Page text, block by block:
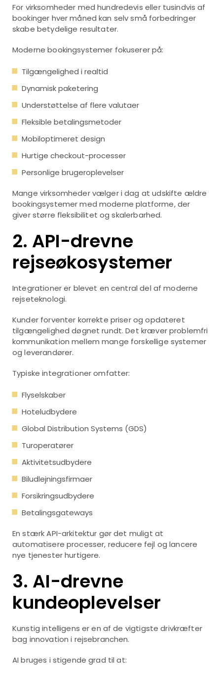
For virksomheder med hundredevis eller tusindvis af
bookinger hver måned kan selv små forbedringer
skabe betydelige resultater.
Moderne bookingsystemer fokuserer på:
Tilgængelighed i realtid
Dynamisk paketering
Understøttelse af flere valutaer
Fleksible betalingsmetoder
Mobiloptimeret design
Hurtige checkout-processer
Personlige brugeroplevelser
Mange virksomheder vælger i dag at udskifte ældre
bookingsystemer med moderne platforme, der
giver større fleksibilitet og skalerbarhed.
2. API-drevne
rejseøkosystemer
Integrationer er blevet en central del af moderne
rejseteknologi.
Kunder forventer korrekte priser og opdateret
tilgængelighed døgnet rundt. Det kræver problemfri
kommunikation mellem mange forskellige systemer
og leverandører.
Typiske integrationer omfatter:
Flyselskaber
Hoteludbydere
Global Distribution Systems (GDS)
Turoperatører
Aktivitetsudbydere
Biludlejningsfirmaer
Forsikringsudbydere
Betalingsgateways
En stærk API-arkitektur gør det muligt at
automatisere processer, reducere fejl og lancere
nye tjenester hurtigere.
3. AI-drevne
kundeoplevelser
Kunstig intelligens er en af de vigtigste drivkræfter
bag innovation i rejsebranchen.
AI bruges i stigende grad til at: